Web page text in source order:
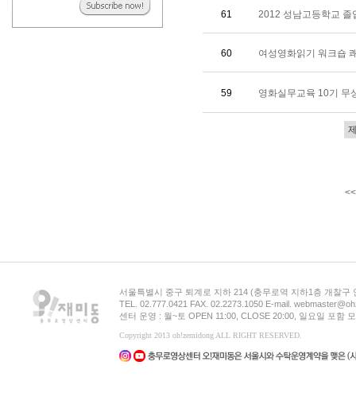
61 2012 성남고등학교 졸
60 여성영화읽기 워크숍
59 영화실무교육 10기 무
<<
서울특별시 중구 퇴계로 지하 214 (충무로역 지하1층 개찰구
TEL. 02.777.0421 FAX. 02.2273.1050 E-mail.
센터 운영 : 월~토 OPEN 11:00, CLOSE 20:00, 일요일 포함
Copyright 2013 oh!zemidong ALL RIGHT RESERVED.